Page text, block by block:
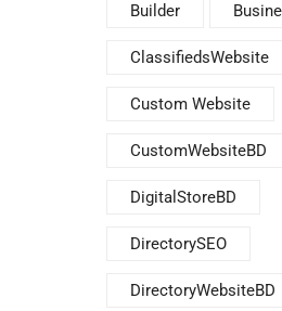
Builder
ClassifiedsWebsite
Custom Website
CustomWebsiteBD
DigitalStoreBD
DirectorySEO
DirectoryWebsiteBD